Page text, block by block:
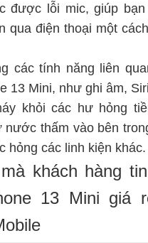
được lỗi mic, giúp
qua điện thoại một
các tính năng liên
13 Mini, như ghi âm,
khỏi các hư hỏng
nước thấm vào bên
hỏng các linh kiện khác.
khách hàng
13 Mini giá